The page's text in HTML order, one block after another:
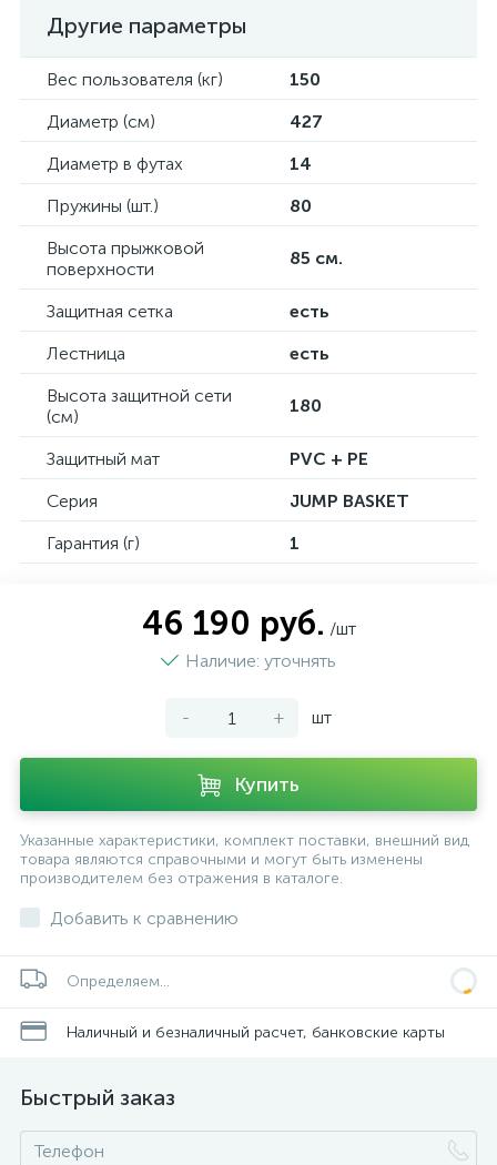
Другие параметры
Вес пользователя (кг)
150
Диаметр (см)
427
Диаметр в футах
14
Пружины (шт.)
80
Высота прыжковой
поверхности
85 см.
Защитная сетка
есть
Лестница
есть
Высота защитной сети
(см)
180
Защитный мат
PVC + PE
Серия
JUMP BASKET
Гарантия (г)
1
46 190 руб. /шт
Наличие: уточнять
- + шт
Купить
Указанные характеристики, комплект поставки, внешний вид
товара являются справочными и могут быть изменены
производителем без отражения в каталоге.
Добавить к сравнению
Определяем...
Наличный и безналичный расчет, банковские карты
Быстрый заказ